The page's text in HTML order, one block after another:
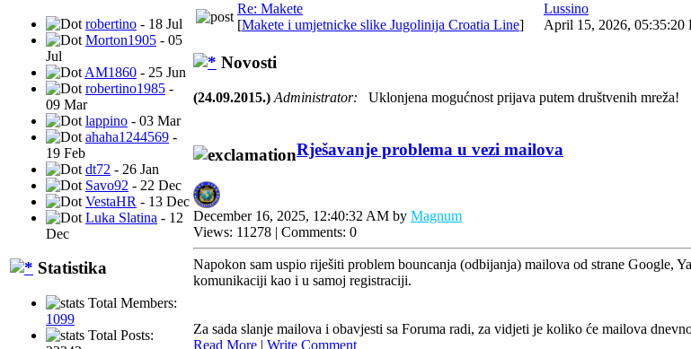
robertino - 18 Jul
Morton1905 - 05
Jul
AM1860 - 25 Jun
robertino1985 -
09 Mar
lappino - 03 Mar
ahaha1244569 -
19 Feb
dt72 - 26 Jan
Savo92 - 22 Dec
VestaHR - 13 Dec
Luka Slatina - 12
Dec
Statistika
Total Members:
1099
Total Posts:
Re: Makete
[Makete i umjetnicke slike Jugolinija Croatia Line]
Lussino
April 15, 2026, 05:35:20
Novosti
(24.09.2015.) Administrator: Uklonjena mogućnost prijava putem društvenih mreža!
Rješavanje problema u vezi mailova
December 16, 2025, 12:40:32 AM by Magnum
Views: 11278 | Comments: 0
Napokon sam uspio riješiti problem bouncanja (odbijanja) mailova od strane Google,
komunikaciji kao i u samoj registraciji.
Za sada slanje mailova i obavjesti sa Foruma radi, za vidjeti je koliko će mailova
Read More | Write Comment